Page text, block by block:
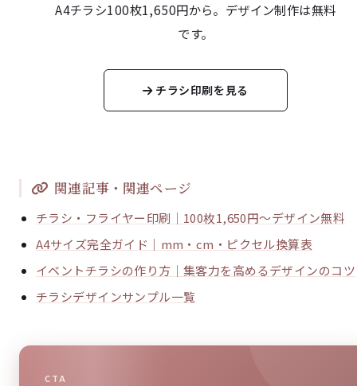
A4チラシ100枚1,650円から。デザイン制作は無料
です。
チラシ印刷を見る
関連記事・関連ページ
チラシ・フライヤー印刷｜100枚1,650円～デザイン無料
A4サイズ完全ガイド｜mm・cm・ピクセル換算表
イベントチラシの作り方｜集客力を高めるデザインのコツ
チラシデザインサンプル一覧
CTA